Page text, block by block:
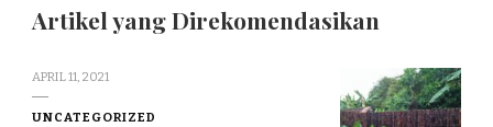
Artikel yang Direkomendasikan
APRIL 11, 2021
UNCATEGORIZED